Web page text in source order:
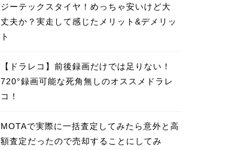
ジーテックスタイヤ！めっちゃ安いけど大
丈夫か？実走して感じたメリット&デメリッ
ト
【ドラレコ】前後録画だけでは足りない！
720°録画可能な死角無しのオススメドラレ
コ！
MOTAで実際に一括査定してみたら意外と高
額査定だったので売却することにしてみ